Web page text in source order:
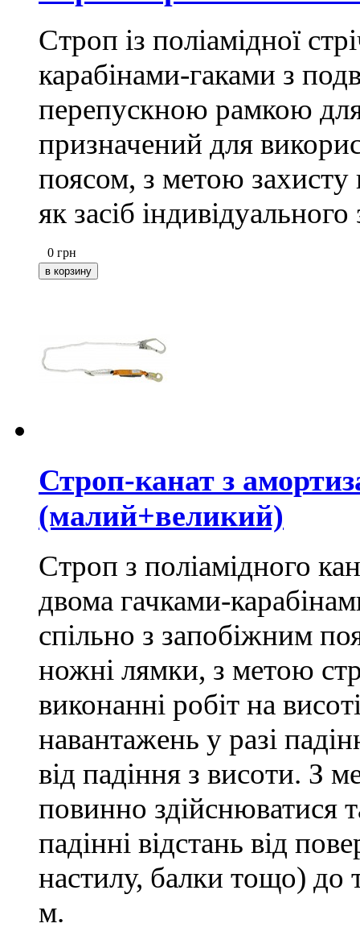
Строп із поліамідної
карабінами-гаками з
перепускною рамкою
призначений для
поясом, з метою захисту
як засіб
0 грн
Строп-канат з
(малий+великий)
Строп з поліамідного
двома гачками-
спільно з запобіжним
ножні лямки, з метою
виконанні робіт на
навантажень у разі
від падіння з висоти. З
повинно
падінні відстань від
настилу, балки тощо) до
м.